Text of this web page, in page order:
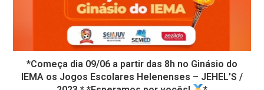
*Começa dia 09/06 a partir das 8h no Ginásio do
IEMA os Jogos Escolares Helenenses – JEHEL’S /